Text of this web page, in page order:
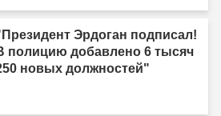
Эрдоган подписал!
полицию добавлено 6 тысяч
новых должностей"